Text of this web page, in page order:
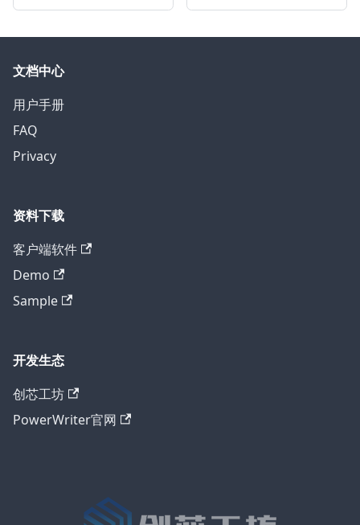
文档中心
用户手册
FAQ
Privacy
资料下载
客户端软件
Demo
Sample
开发生态
创芯工坊
PowerWriter官网